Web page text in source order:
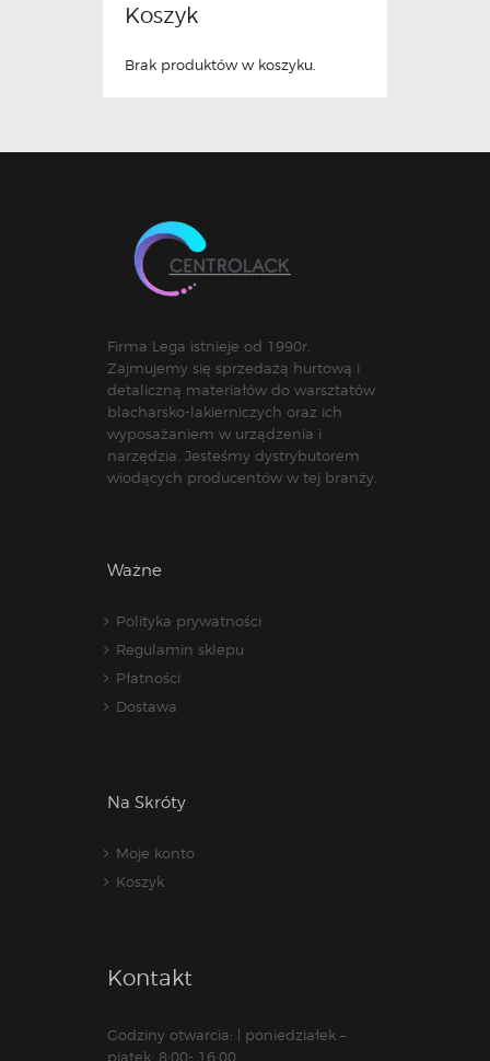
Koszyk
Brak produktów w koszyku.
Firma Lega istnieje od 1990r.
Zajmujemy się sprzedażą hurtową i
detaliczną materiałów do warsztatów
blacharsko-lakierniczych oraz ich
wyposażaniem w urządzenia i
narzędzia. Jesteśmy dystrybutorem
wiodących producentów w tej branży.
Ważne
Polityka prywatności
Regulamin sklepu
Płatności
Dostawa
Na Skróty
Moje konto
Koszyk
Kontakt
Godziny otwarcia: | poniedziałek –
piątek: 8:00- 16:00